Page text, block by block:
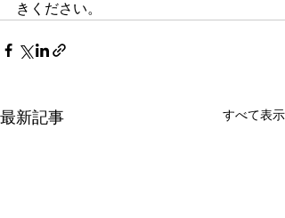
きください。
最新記事 すべて表示